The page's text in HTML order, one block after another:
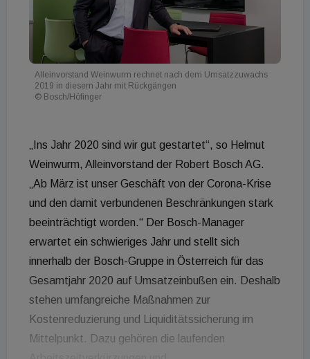
Alleinvorstand Weinwurm rechnet nach dem Umsatzzuwachs
2019 in diesem Jahr mit Rückgängen
© Bosch/Höfinger
„Ins Jahr 2020 sind wir gut gestartet“, so Helmut
Weinwurm, Alleinvorstand der Robert Bosch AG.
„Ab März ist unser Geschäft von der Corona-Krise
und den damit verbundenen Beschränkungen stark
beeinträchtigt worden.“ Der Bosch-Manager
erwartet ein schwieriges Jahr und stellt sich
innerhalb der Bosch-Gruppe in Österreich für das
Gesamtjahr 2020 auf Umsatzeinbußen ein. Deshalb
stehen umfangreiche Maßnahmen zur
Kostenreduzierung und Liquiditätssicherung im
Mittelpunkt. Dazu gehören die laufenden